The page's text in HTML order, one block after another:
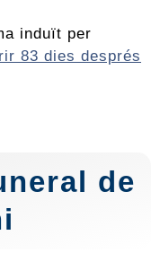
induït per
83 dies després
de